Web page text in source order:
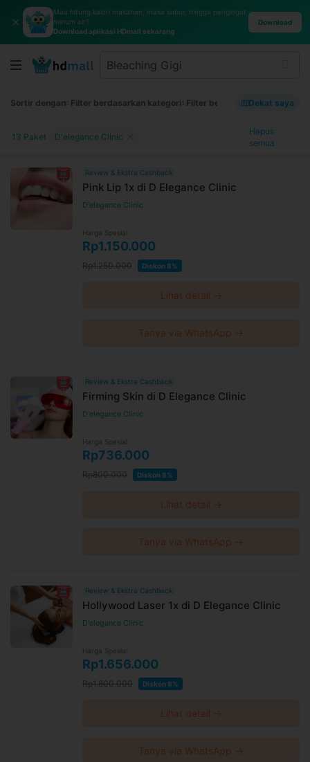
✕
Mau hitung kalori makanan, masa subur, hingga pengingat
minum air?
Download aplikasi HDmall sekarang
Download
Sortir dengan Filter berdasarkan kategori Filter berdasarkan merek
Dekat saya
13 Paket D'elegance Clinic
Hapus
semua
Review & Ekstra Cashback
Pink Lip 1x di D Elegance Clinic
D'elegance Clinic
Harga Spesial
Rp1.150.000
Rp1.250.000 Diskon 8%
Lihat detail →
Tanya via WhatsApp →
Review & Ekstra Cashback
Firming Skin di D Elegance Clinic
D'elegance Clinic
Harga Spesial
Rp736.000
Rp800.000 Diskon 8%
Lihat detail →
Tanya via WhatsApp →
Review & Ekstra Cashback
Hollywood Laser 1x di D Elegance Clinic
D'elegance Clinic
Harga Spesial
Rp1.656.000
Rp1.800.000 Diskon 8%
Lihat detail →
Tanya via WhatsApp →